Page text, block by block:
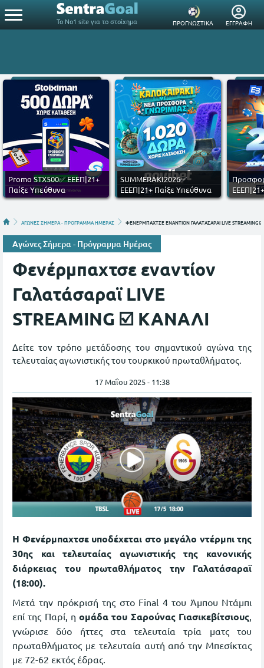
Το Νο1 site για το στοίχημα ΠΡΟΓΝΩΣΤΙΚΑ ΕΓΓΡΑΦΗ
Promo STX500✅ ΕΕΕΠ|21+
Παίξε Υπεύθυνα
SUMMERAKI2026✅
ΕΕΕΠ|21+ Παίξε Υπεύθυνα
ΑΓΩΝΕΣ ΣΗΜΕΡΑ - ΠΡΟΓΡΑΜΜΑ ΗΜΕΡΑΣ ΦΕΝΕΡΜΠΑΧΤΣΕ ΕΝΑΝΤΙΟΝ ΓΑΛΑΤΑΣΑΡΑΙ LIVE STREAMING
Αγώνες Σήμερα - Πρόγραμμα Ημέρας
Φενέρμπαχτσε εναντίον
Γαλατάσαραϊ LIVE
STREAMING ☑️ ΚΑΝΑΛΙ
Δείτε τον τρόπο μετάδοσης του σημαντικού αγώνα της
τελευταίας αγωνιστικής του τουρκικού πρωταθλήματος.
17 Μαΐου 2025 - 11:38
Η Φενέρμπαχτσε υποδέχεται στο μεγάλο ντέρμπι της
30ης και τελευταίας αγωνιστικής της κανονικής
διάρκειας του πρωταθλήματος την Γαλατάσαραϊ
(18:00).
Μετά την πρόκρισή της στο Final 4 του Άμπου Ντάμπι
επί της Παρί, η ομάδα του Σαρούνας Γιασικεβίτσιους,
γνώρισε δύο ήττες στα τελευταία τρία ματς του
πρωταθλήματος με τελευταία αυτή από την Μπεσίκτας
με 72-62 εκτός έδρας.